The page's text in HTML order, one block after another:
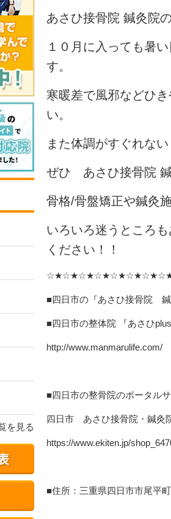
あさひ接骨院 鍼灸院
１０月に入っても暑
す。
寒暖差で風邪などひ
い。
また体調がすぐれな
ぜひ あさひ接骨院 鍼
骨格/骨盤矯正や鍼灸
いろいろ迷うところ
ください！！
■四日市の『あさひ接骨院
■四日市の整体院 『あさひ
http://www.manmarulife.com/
■四日市の整骨院のポータル
四日市 あさひ接骨院・鍼灸
https://www.ekiten.jp/
■住所：三重県四日市市尾平
を見る